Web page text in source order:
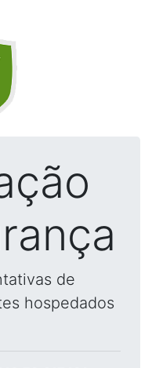
de
hospedados